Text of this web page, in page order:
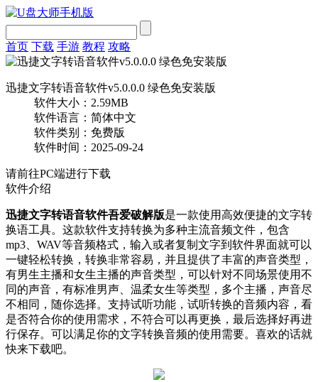
首页 下载 手游 教程 攻略
迅捷文字转语音软件v5.0.0.0 绿色免安装版
软件大小：2.59MB
软件语言：简体中文
软件类别：免费版
软件时间：2025-09-24
请前往PC端进行下载
软件介绍
迅捷文字转语音软件吾爱破解版是一款使用高效便捷的文字转
换语工具。这款软件支持转换为多种主流音频文件，包含
mp3、WAV等音频格式，输入或者复制文字到软件界面就可以
一键轻松转换，转换非常容易，并且提供了丰富的声音类型，
有男生主播和女生主播的声音类型，可以针对不同场景使用不
同的声音，有标准男声、温柔女生等类型，多个主播，声音尽
不相同，随你选择。支持试听功能，试听转换的音频内容，看
是否符合你的使用需求，不符合可以再更换，最后选择好再进
行保存。可以满足你的文字转换音频的使用需要。喜欢的话就
快来下载吧。